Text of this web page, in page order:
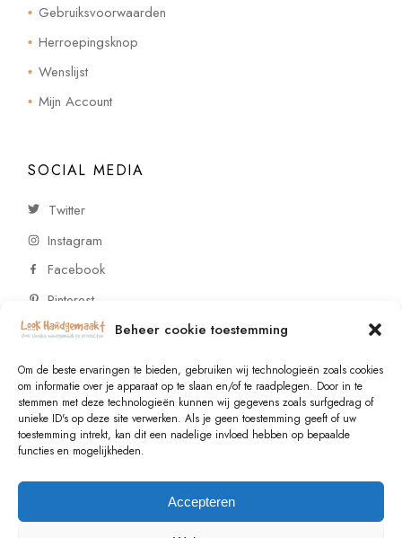
Beheer cookie toestemming
Om de beste ervaringen te bieden, gebruiken wij technologieën zoals cookies
om informatie over je apparaat op te slaan en/of te raadplegen. Door in te
stemmen met deze technologieën kunnen wij gegevens zoals surfgedrag of
unieke ID's op deze site verwerken. Als je geen toestemming geeft of uw
toestemming intrekt, kan dit een nadelige invloed hebben op bepaalde
functies en mogelijkheden.
Accepteren
Gebruiksvoorwaarden
Herroepingsknop
Wenslijst
Mijn Account
SOCIAL MEDIA
Twitter
Instagram
Facebook
Pinterest
CONTACT
Vragen of wensen? Neem contact op!
+31 (0)6 229 021 29